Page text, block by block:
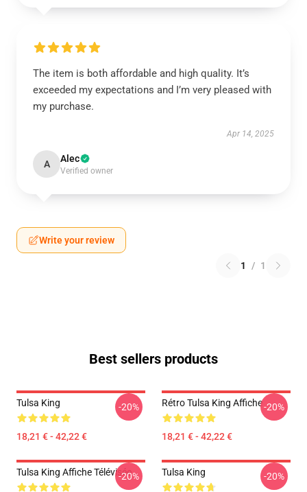
The item is both affordable and high quality. It’s
exceeded my expectations and I’m very pleased with
my purchase.
Apr 14, 2025
A Alec
Verified owner
Write your review
1 / 1
Best sellers products
Tulsa King
18,21 € - 42,22 €
-20% Rétro Tulsa King Affiche
18,21 € - 42,22 €
-20%
Tulsa King Affiche Télévisée
-20% Tulsa King -20%